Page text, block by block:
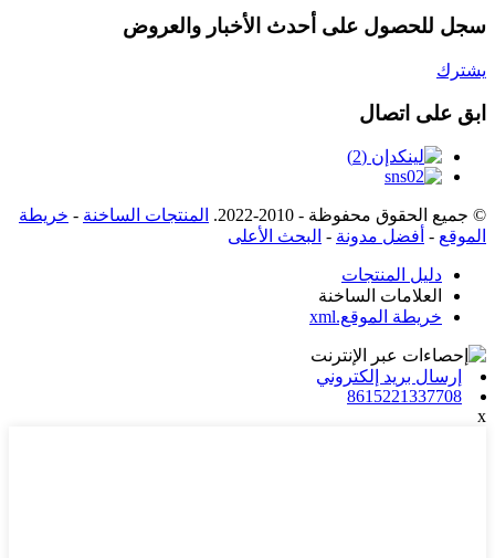
سجل للحصول على أحدث الأخبار والعروض
يشترك
ابق على اتصال
© جميع الحقوق محفوظة - 2010-2022. المنتجات الساخنة - خريطة
الموقع - أفضل مدونة - البحث الأعلى
دليل المنتجات
العلامات الساخنة
خريطة الموقع.xml
إرسال بريد إلكتروني
8615221337708
x